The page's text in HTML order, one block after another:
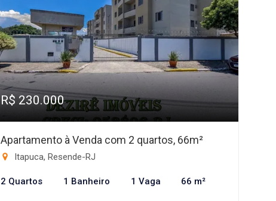
R$ 230.000
Apartamento à Venda com 2 quartos, 66m²
Itapuca, Resende-RJ
2 Quartos 1 Banheiro 1 Vaga 66 m²